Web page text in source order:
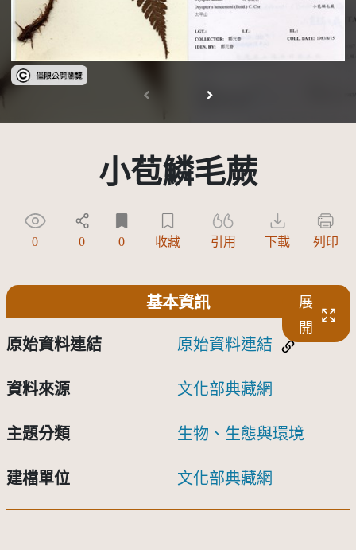
受著作權法保護-僅限於本平台有限度公開瀏覽
小苞鱗毛蕨
0 0 0 收藏 引用 下載 列印
基本資訊
展
開
原始資料連結 原始資料連結
資料來源 文化部典藏網
主題分類 生物、生態與環境
建檔單位 文化部典藏網